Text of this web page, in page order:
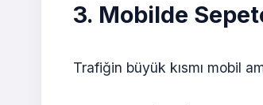
3. Mobilde
Trafiğin büyük kısmı mobil